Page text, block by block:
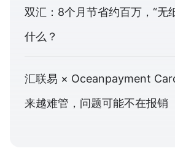
双汇：8个月节省约百万，“无
什么？
汇联易 × Oceanpayment
来越难管，问题可能不在报销